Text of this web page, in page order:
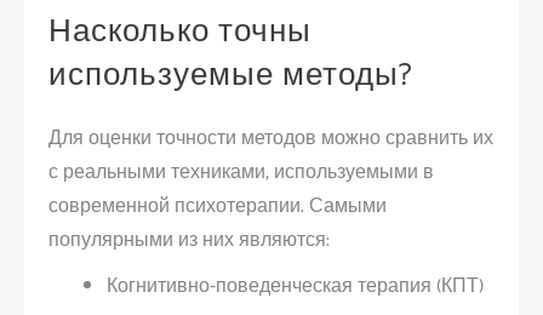
Насколько точны
используемые методы?
Для оценки точности методов можно сравнить их
с реальными техниками, используемыми в
современной психотерапии. Самыми
популярными из них являются:
Когнитивно-поведенческая терапия (КПТ)